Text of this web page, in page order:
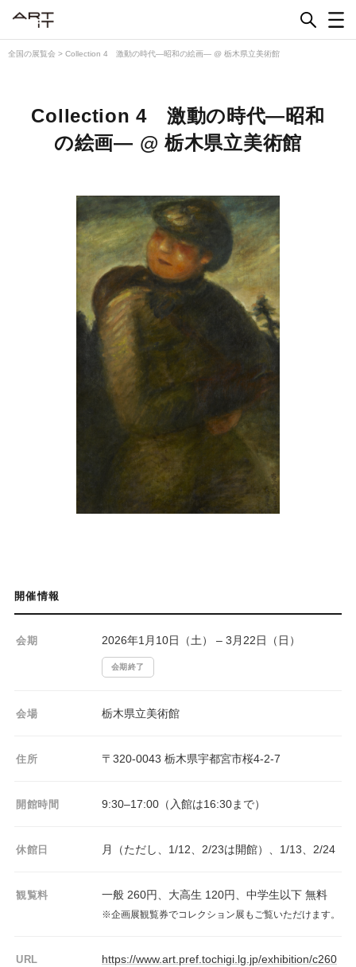
Skip
content
全国の展覧会 > Collection 4 激動の時代―昭和の絵画― @ 栃木県立美術館
Collection 4 激動の時代―昭和
の絵画― @ 栃木県立美術館
開催情報
会期 2026年1月10日（土） – 3月22日（日）
会期終了
会場 栃木県立美術館
住所 〒320-0043 栃木県宇都宮市桜4-2-7
開館時間 9:30–17:00（入館は16:30まで）
休館日 月（ただし、1/12、2/23は開館）、1/13、2/24
観覧料 一般 260円、大高生 120円、中学生以下 無料
※企画展観覧券でコレクション展もご覧いただけます。
URL
https://www.art.pref.tochigi.lg.jp/exhibition/c260